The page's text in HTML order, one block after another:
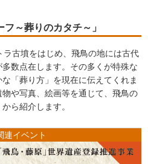
～葬りのカタチ～」
古墳をはじめ、飛鳥の地には古代
数点在します。その多くが特殊な
「葬り方」を現在に伝えてくれま
や写真、絵画等を通じて、飛鳥の
ら紹介します。
連イベント